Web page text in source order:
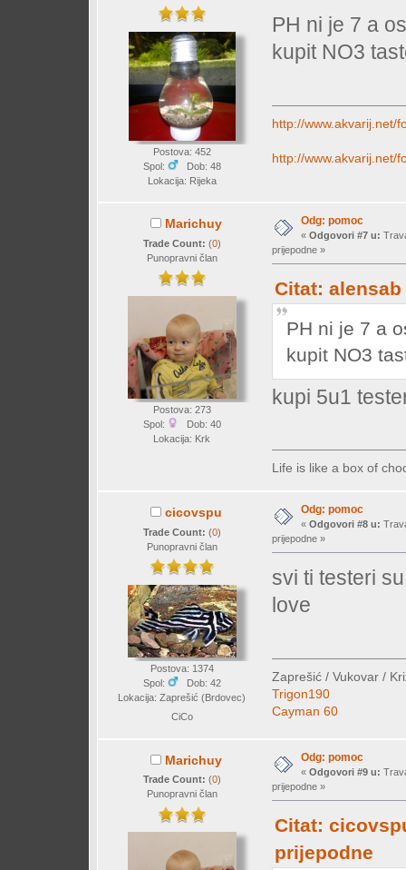
Postova: 452
Spol:
Dob: 48
Lokacija: Rijeka
PH ni je 7 a
kupit NO3
http://www.akvarij.net/
http://www.akvarij.net/
Marichuy
Trade Count: (0)
Punopravni član
Postova: 273
Spol:
Dob: 40
Lokacija: Krk
Odg: pomoc
« Odgovori #7 u:
prijepodne »
Citat: alensab
PH ni je 7 a
kupit NO3
kupi 5u1
Life is like a box of
cicovspu
Trade Count: (0)
Punopravni član
Postova: 1374
Spol:
Dob: 42
Lokacija: Zaprešić (Brdovec)
CiCo
Odg: pomoc
« Odgovori #8 u:
prijepodne »
svi ti testeri
love
Zaprešić / Vukovar /
Trigon190
Cayman 60
Marichuy
Trade Count: (0)
Punopravni član
Odg: pomoc
« Odgovori #9 u:
prijepodne »
Citat:
prijepodne